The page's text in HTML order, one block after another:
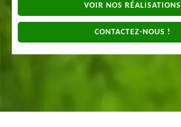
VOIR NOS RÉALISATIONS
CONTACTEZ-NOUS !